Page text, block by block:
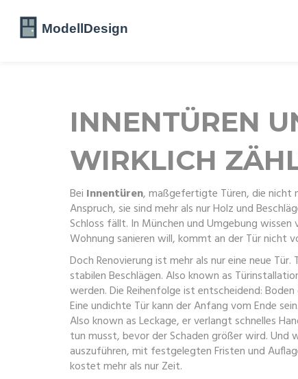
INNENTÜREN
WIRKLICH
Bei Innentüren,maßgefertigte Türen, die nicht
Anspruch, sie sind mehr als nur Holz und
Schloss fällt. In München und Umgebung
Wohnung sanieren will, kommt an der Tür nicht
Doch Renovierung ist mehr als nur eine neue Tür.
stabilen Beschlägen. Also known as
werden.Die Reihenfolge ist entscheidend:
Eine undichte Tür kann der Anfang vom Ende sein.
Also known asLeckage, er verlangt schnelles
tun musst, bevor der Schaden größer wird. Und
auszuführen, mit festgelegten Fristen und
kostet mehr als nur Zeit.